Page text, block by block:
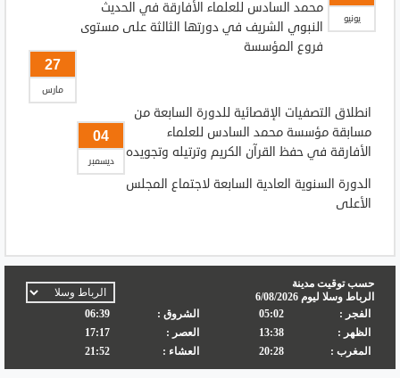
يونيو
محمد السادس للعلماء الأفارقة في الحديث
النبوي الشريف في دورتها الثالثة على مستوى
فروع المؤسسة
27
مارس
انطلاق التصفيات الإقصائية للدورة السابعة من
مسابقة مؤسسة محمد السادس للعلماء
الأفارقة في حفظ القرآن الكريم وترتيله وتجويده
04
ديسمبر
الدورة السنوية العادية السابعة لاجتماع المجلس
الأعلى